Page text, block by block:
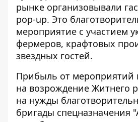
рынке организовывали
pop-up. Это
мероприятие с участием
фермеров, крафтовых
звездных гостей.
Прибыль от мероприятий
на возрождение Житнего
на нужды
бригады спецназначения